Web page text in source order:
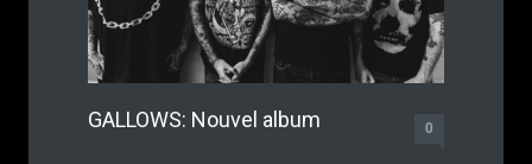
GALLOWS: Nouvel album 0